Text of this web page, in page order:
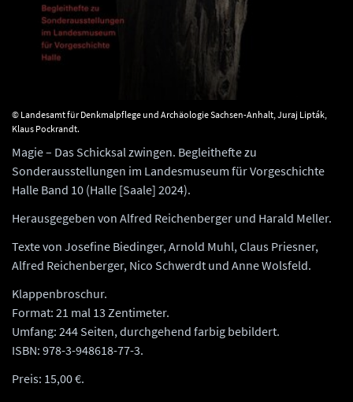
© Landesamt für Denkmalpflege und Archäologie Sachsen-Anhalt, Juraj Lipták,
Klaus Pockrandt.
Magie – Das Schicksal zwingen. Begleithefte zu
Sonderausstellungen im Landesmuseum für Vorgeschichte
Halle Band 10 (Halle [Saale] 2024).
Herausgegeben von Alfred Reichenberger und Harald Meller.
Texte von Josefine Biedinger, Arnold Muhl, Claus Priesner,
Alfred Reichenberger, Nico Schwerdt und Anne Wolsfeld.
Klappenbroschur.
Format: 21 mal 13 Zentimeter.
Umfang: 244 Seiten, durchgehend farbig bebildert.
ISBN: 978-3-948618-77-3.
Preis: 15,00 €.